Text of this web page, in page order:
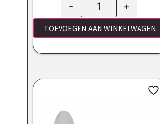
- +
TOEVOEGEN AAN WINKELWAGEN